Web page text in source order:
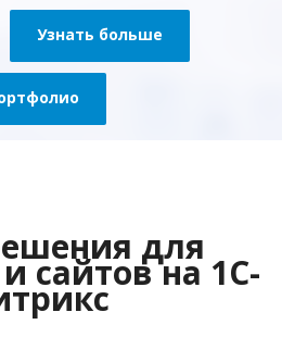
Узнать больше
для
сайтов на 1С-